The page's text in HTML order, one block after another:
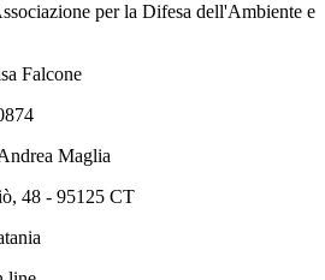
per la Difesa dell'Ambiente e
Falcone
Maglia
48 - 95125 CT